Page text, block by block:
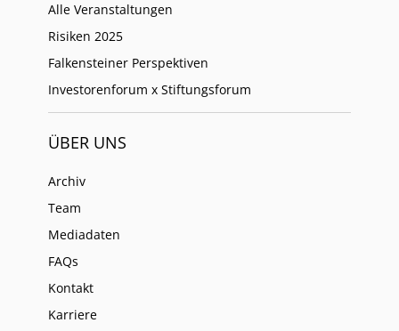
Alle Veranstaltungen
Risiken 2025
Falkensteiner Perspektiven
Investorenforum x Stiftungsforum
ÜBER UNS
Archiv
Team
Mediadaten
FAQs
Kontakt
Karriere